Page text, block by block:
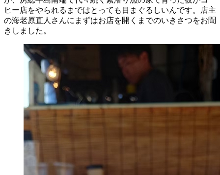
ヒー店をやられるまではとっても目まぐるしいんです。店主
の海老原直人さんにまずはお店を開くまでのいきさつをお聞
きしました。